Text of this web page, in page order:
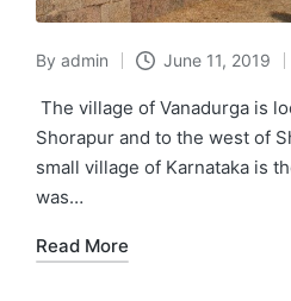
Posted
by
By admin June 11, 2019
The village of Vanadurga is
Shorapur and to the west of
small village of Karnataka is
was…
Read More